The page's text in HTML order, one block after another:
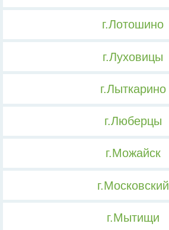
г.Лотошино
г.Луховицы
г.Лыткарино
г.Люберцы
г.Можайск
г.Московский
г.Мытищи